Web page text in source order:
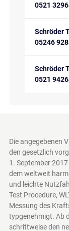
0521
Schröder
05246
Schröder
0521
Die angegebenen
den gesetzlich
1. September
dem weltweit
und leichte
Test Procedure,
Messung des
typgenehmigt. Ab
schrittweise den